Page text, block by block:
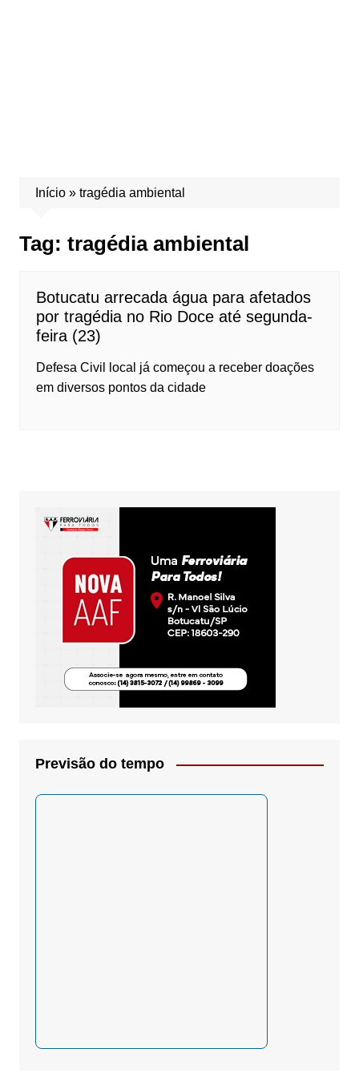
Início» tragédia ambiental
Tag: tragédia ambiental
Botucatu arrecada água para afetados
por tragédia no Rio Doce até segunda-
feira (23)
Defesa Civil local já começou a receber doações
em diversos pontos da cidade
Previsão do tempo